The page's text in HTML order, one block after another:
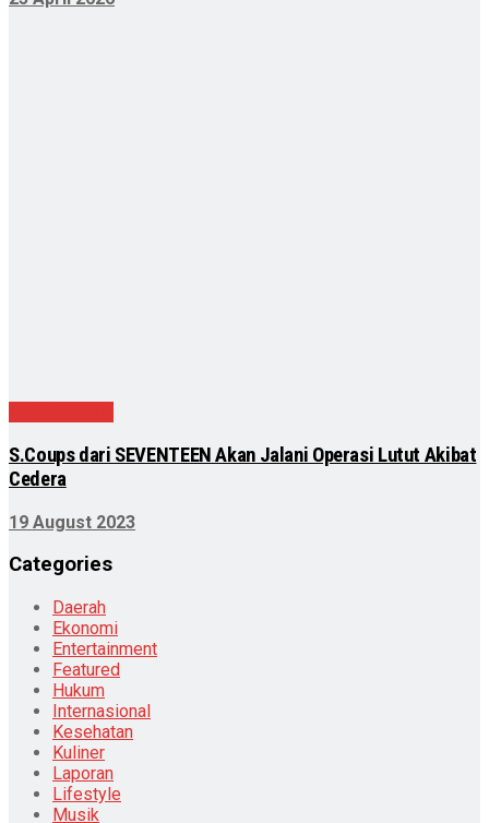
S.Coups dari SEVENTEEN Akan Jalani Operasi Lutut Akibat
Cedera
19 August 2023
Categories
Daerah
Ekonomi
Entertainment
Featured
Hukum
Internasional
Kesehatan
Kuliner
Laporan
Lifestyle
Musik